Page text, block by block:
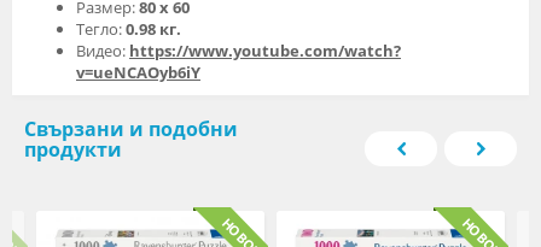
Размер:80 x 60
Тегло:0.98 кг.
Видео: https://www.youtube.com/watch?
v=ueNCAOyb6iY
Свързани и подобни
продукти